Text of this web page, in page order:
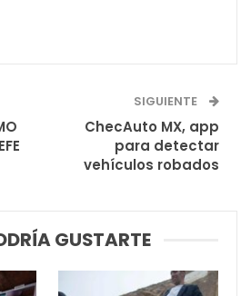
SIGUIENTE
ChecAuto MX, app
para detectar
vehículos robados
GUSTARTE